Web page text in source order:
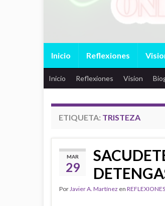
Inicio Reflexiones
Inicio Reflexiones Vision
ETIQUETA: TRISTEZA
MAR
29
PorJavier A. Martínez en REFLEXIONES